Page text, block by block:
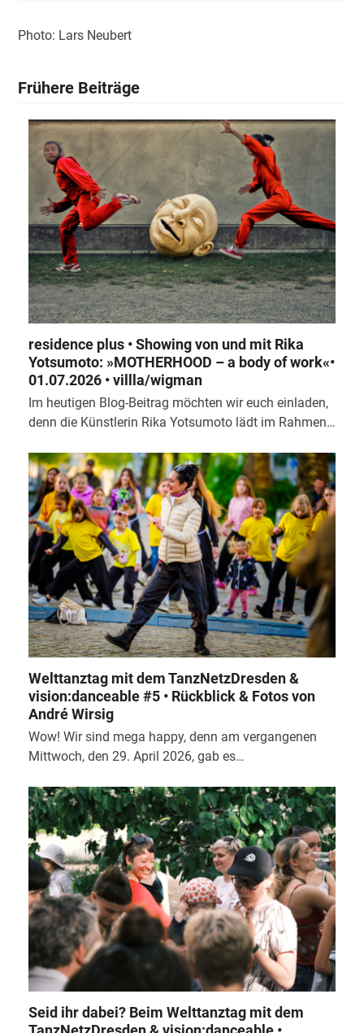
Photo: Lars Neubert
Frühere Beiträge
residence plus • Showing von und mit Rika
Yotsumoto: »MOTHERHOOD – a body of work«•
01.07.2026 • villla/wigman
Im heutigen Blog-Beitrag möchten wir euch einladen,
denn die Künstlerin Rika Yotsumoto lädt im Rahmen…
Welttanztag mit dem TanzNetzDresden &
vision:danceable #5 • Rückblick & Fotos von
André Wirsig
Wow! Wir sind mega happy, denn am vergangenen
Mittwoch, den 29. April 2026, gab es…
Seid ihr dabei? Beim Welttanztag mit dem